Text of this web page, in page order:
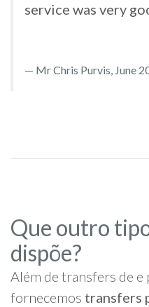
service was very
Mr Chris Purvis, June
Que outro
dispõe?
Além de transfers de e
fornecemos transfers